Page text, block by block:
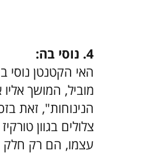
4. נוסי בה:
האי הקטנטן נוסי
מוביל, המושך
הנינוחות", זאת
צלולים בגוון
עצמו, הם רק חלק